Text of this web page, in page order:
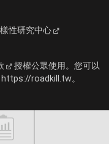
性研究中心
授權公眾使用。您可以
roadkill.tw。